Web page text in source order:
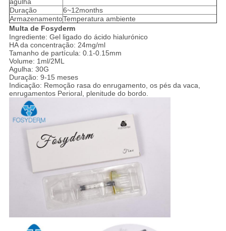
agulha
Duração
6~12months
ArmazenamentoTemperatura ambiente
Multa de Fosyderm
Ingrediente: Gel ligado do ácido hialurónico
HA da concentração: 24mg/ml
Tamanho de partícula: 0.1-0.15mm
Volume: 1ml/2ML
Agulha: 30G
Duração: 9-15 meses
Indicação: Remoção rasa do enrugamento, os pés da vaca,
enrugamentos Perioral, plenitude do bordo.